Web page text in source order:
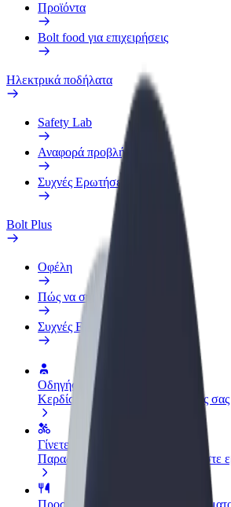
Προϊόντα
Bolt food για επιχειρήσεις
Ηλεκτρικά ποδήλατα
Safety Lab
Αναφορά προβλήματος
Συχνές Ερωτήσεις
Bolt Plus
Οφέλη
Πώς να συμμετάσχετε
Συχνές Ερωτήσεις
Οδηγήστε
Κερδίστε χρήματα με τους δικούς
Γίνετε courier
Παραδώστε φαγητό και πληρώνεστε
Προσθήκη εστιατορίου ή